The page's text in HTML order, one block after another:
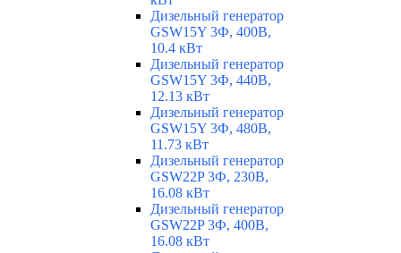
Дизельный генератор
GSW15Y 3Ф, 400В,
10.4 кВт
Дизельный генератор
GSW15Y 3Ф, 440В,
12.13 кВт
Дизельный генератор
GSW15Y 3Ф, 480В,
11.73 кВт
Дизельный генератор
GSW22P 3Ф, 230В,
16.08 кВт
Дизельный генератор
GSW22P 3Ф, 400В,
16.08 кВт